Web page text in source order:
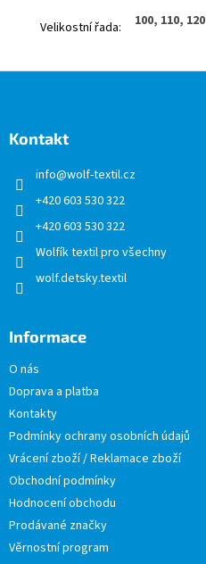
Velikostní řada: 100, 110, 120
Kontakt
info@wolf-textil.cz
+420 603 530 322
+420 603 530 322
Wolfík textil pro všechny
wolf.detsky.textil
Informace
O nás
Doprava a platba
Kontakty
Podmínky ochrany osobních údajů
Vrácení zboží / Reklamace zboží
Obchodní podmínky
Hodnocení obchodu
Prodávané značky
Věrnostní program